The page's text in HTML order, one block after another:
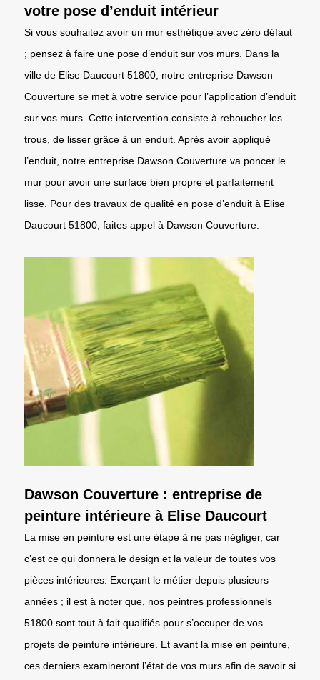
votre pose d’enduit intérieur
Si vous souhaitez avoir un mur esthétique avec zéro défaut
; pensez à faire une pose d’enduit sur vos murs. Dans la
ville de Elise Daucourt 51800, notre entreprise Dawson
Couverture se met à votre service pour l’application d’enduit
sur vos murs. Cette intervention consiste à reboucher les
trous, de lisser grâce à un enduit. Après avoir appliqué
l’enduit, notre entreprise Dawson Couverture va poncer le
mur pour avoir une surface bien propre et parfaitement
lisse. Pour des travaux de qualité en pose d’enduit à Elise
Daucourt 51800, faites appel à Dawson Couverture.
Dawson Couverture : entreprise de
peinture intérieure à Elise Daucourt
La mise en peinture est une étape à ne pas négliger, car
c’est ce qui donnera le design et la valeur de toutes vos
pièces intérieures. Exerçant le métier depuis plusieurs
années ; il est à noter que, nos peintres professionnels
51800 sont tout à fait qualifiés pour s’occuper de vos
projets de peinture intérieure. Et avant la mise en peinture,
ces derniers examineront l’état de vos murs afin de savoir si